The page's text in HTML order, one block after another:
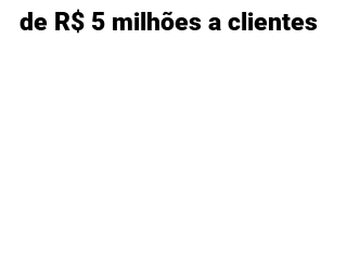
de R$ 5 milhões a clientes